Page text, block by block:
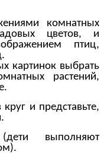
комнатных
цветов, и
птиц,
картинок выбрать
растений,
и представьте,
выполняют